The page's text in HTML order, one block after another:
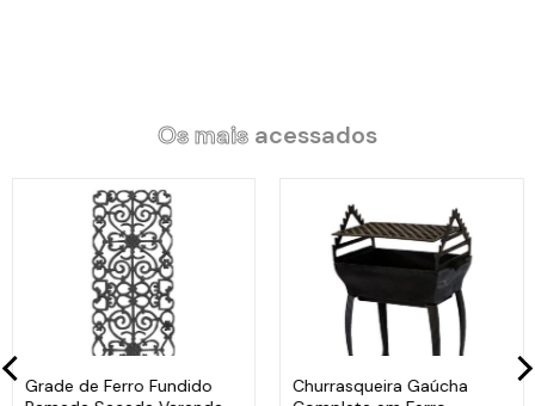
Os mais acessados
Grade de Ferro Fundido
Churrasqueira Gaúcha